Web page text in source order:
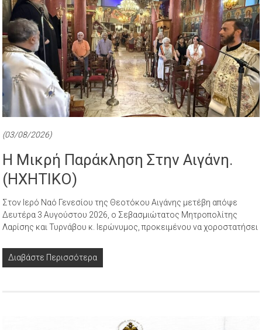
(03/08/2026)
Η Μικρή Παράκληση Στην Αιγάνη.
(ΗΧΗΤΙΚΟ)
Στον Ιερό Ναό Γενεσίου της Θεοτόκου Αιγάνης μετέβη απόψε
Δευτέρα 3 Αυγούστου 2026, ο Σεβασμιώτατος Μητροπολίτης
Λαρίσης και Τυρνάβου κ. Ιερώνυμος, προκειμένου να χοροστατήσει
Διαβάστε Περισσότερα